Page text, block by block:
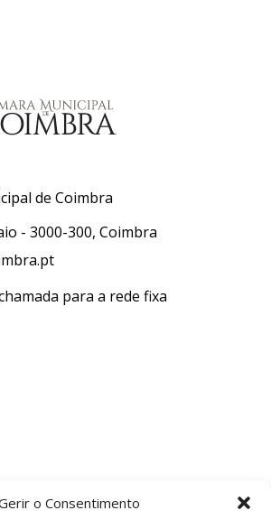
o Consentimento
de Coimbra
- 3000-300, Coimbra
para a rede fixa